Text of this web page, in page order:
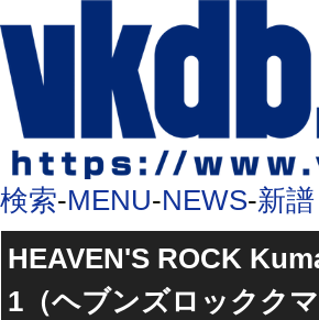
検索-MENU-NEWS-新譜
HEAVEN'S ROCK
1（ヘブンズロックク